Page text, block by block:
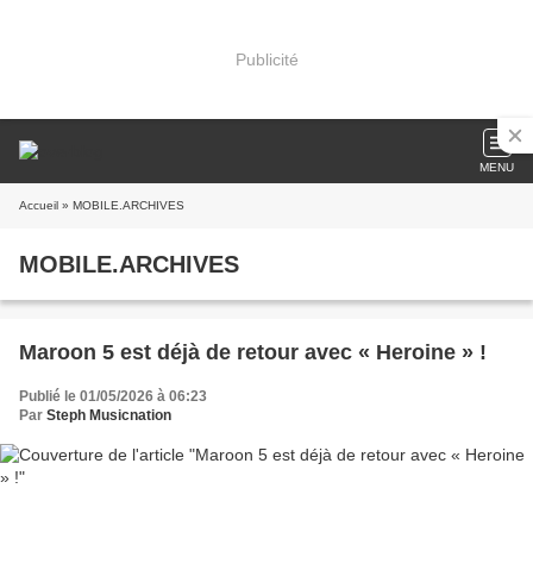
Publicité
MENU
Accueil » MOBILE.ARCHIVES
MOBILE.ARCHIVES
Maroon 5 est déjà de retour avec « Heroine » !
Publié le 01/05/2026 à 06:23
Par Steph Musicnation